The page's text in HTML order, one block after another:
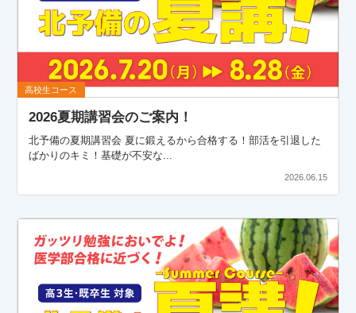
2026夏期講習会のご案内！
高校生コース
北予備の夏期講習会 夏に鍛えるから合格する！部活を引退した
ばかりのキミ！基礎が不安な...
2026.06.15